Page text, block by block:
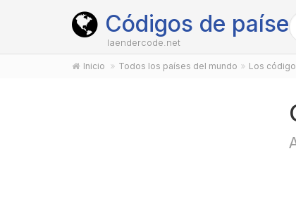
Códigos de países
laendercode.net
Inicio Todos los países del mundo Los